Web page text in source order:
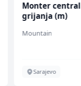
Monter
grijanja (m)
Mountain
Sarajevo